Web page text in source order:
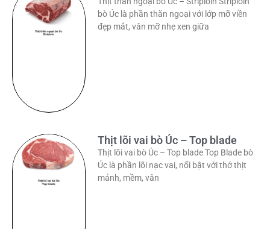
bò Úc là phần thăn ngoại với lớp mỡ viền
đẹp mắt, vân mỡ nhẹ xen giữa
Thịt lõi vai bò Úc – Top blade
Thịt lõi vai bò Úc – Top blade Top Blade bò
Úc là phần lõi nạc vai, nổi bật với thớ thịt
mảnh, mềm, vân